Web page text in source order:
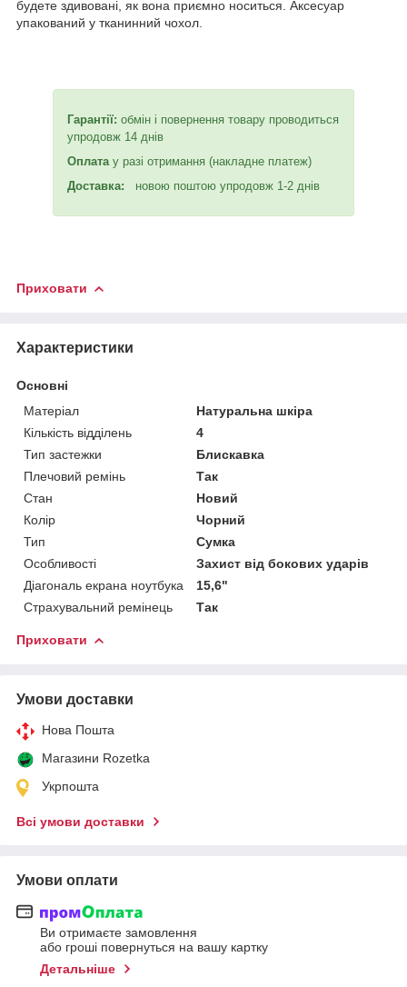
будете здивовані, як вона приємно носиться. Аксесуар
упакований у тканинний чохол.
Гарантії: обмін і повернення товару проводиться
упродовж 14 днів
Оплата у разі отримання (накладне платеж)
Доставка:
новою поштою упродовж 1-2 днів
Приховати
Характеристики
Основні
Матеріал
Натуральна шкіра
Кількість відділень
4
Тип застежки
Блискавка
Плечовий ремінь
Так
Стан
Новий
Колір
Чорний
Тип
Сумка
Особливості
Захист від бокових ударів
Діагональ екрана ноутбука
15,6"
Страхувальний ремінець
Так
Приховати
Умови доставки
Нова Пошта
Магазини Rozetka
Укрпошта
Всі умови доставки
Умови оплати
Ви отримаєте замовлення
або гроші повернуться на вашу картку
Детальніше